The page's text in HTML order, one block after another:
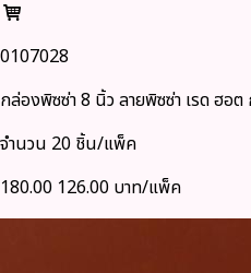
0107028
กล่องพิซซ่า 8 นิ้ว ลายพิซซ่า เรด ฮอ
จำนวน 20 ชิ้น/แพ็ค
180.00 126.00 บาท/แพ็ค